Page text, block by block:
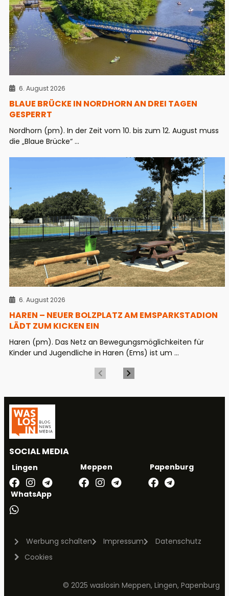
6. August 2026
BLAUE BRÜCKE IN NORDHORN AN DREI TAGEN
GESPERRT
Nordhorn (pm). In der Zeit vom 10. bis zum 12. August muss
die „Blaue Brücke“ ...
6. August 2026
HAREN – NEUER BOLZPLATZ AM EMSPARKSTADION
LÄDT ZUM KICKEN EIN
Haren (pm). Das Netz an Bewegungsmöglichkeiten für
Kinder und Jugendliche in Haren (Ems) ist um ...
SOCIAL MEDIA
Lingen Meppen Papenburg
WhatsApp
Werbung schalten Impressum
Datenschutz
Cookies
© 2025 waslosin Meppen, Lingen, Papenburg